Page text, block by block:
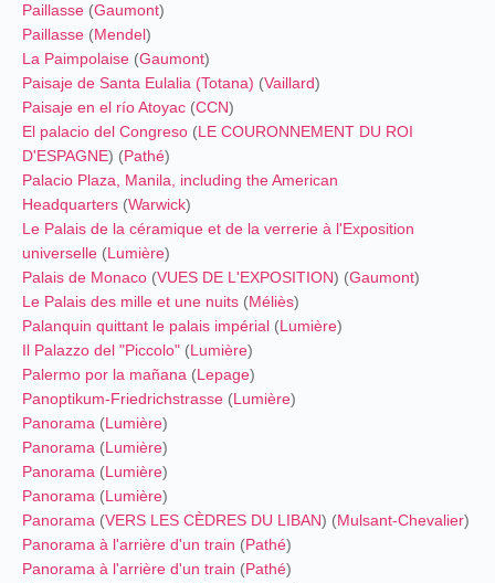
Paillasse (Gaumont)
Paillasse (Mendel)
La Paimpolaise (Gaumont)
Paisaje de Santa Eulalia (Totana) (Vaillard)
Paisaje en el río Atoyac (CCN)
El palacio del Congreso (LE COURONNEMENT DU ROI
D'ESPAGNE) (Pathé)
Palacio Plaza, Manila, including the American
Headquarters (Warwick)
Le Palais de la céramique et de la verrerie à l'Exposition
universelle (Lumière)
Palais de Monaco (VUES DE L'EXPOSITION) (Gaumont)
Le Palais des mille et une nuits (Méliès)
Palanquin quittant le palais impérial (Lumière)
Il Palazzo del "Piccolo" (Lumière)
Palermo por la mañana (Lepage)
Panoptikum-Friedrichstrasse (Lumière)
Panorama (Lumière)
Panorama (Lumière)
Panorama (Lumière)
Panorama (Lumière)
Panorama (VERS LES CÈDRES DU LIBAN) (Mulsant-Chevalier)
Panorama à l'arrière d'un train (Pathé)
Panorama à l'arrière d'un train (Pathé)